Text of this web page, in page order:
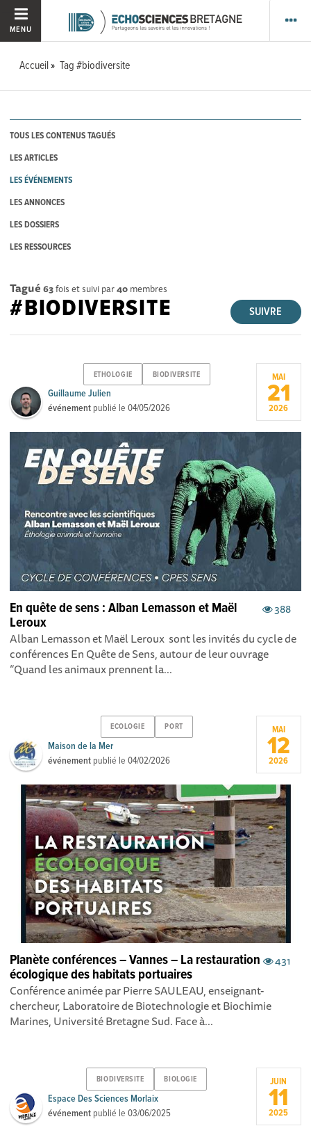
MENU
Accueil Tag #biodiversite
TOUS LES CONTENUS TAGUÉS
LES ARTICLES
LES ÉVÉNEMENTS
LES ANNONCES
LES DOSSIERS
LES RESSOURCES
Tagué 63fois et suivi par40 membres
SUIVRE
#BIODIVERSITE
ETHOLOGIE BIODIVERSITE
Guillaume Julien
événement publié le04/05/2026
MAI
21
2026
388
En quête de sens : Alban Lemasson et Maël
Leroux
Alban Lemasson et Maël Leroux sont les invités du cycle de
conférences En Quête de Sens, autour de leur ouvrage
“Quand les animaux prennent la...
ECOLOGIE PORT
Maison de la Mer
événement publié le04/02/2026
MAI
12
2026
431
Planète conférences – Vannes – La restauration
écologique des habitats portuaires
Conférence animée par Pierre SAULEAU, enseignant-
chercheur, Laboratoire de Biotechnologie et Biochimie
Marines, Université Bretagne Sud. Face à...
BIODIVERSITE BIOLOGIE
Espace Des Sciences Morlaix
événement publié le03/06/2025
JUIN
11
2025